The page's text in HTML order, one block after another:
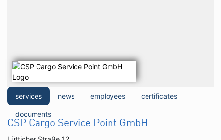
services news employees certificates
documents
CSP Cargo Service Point GmbH